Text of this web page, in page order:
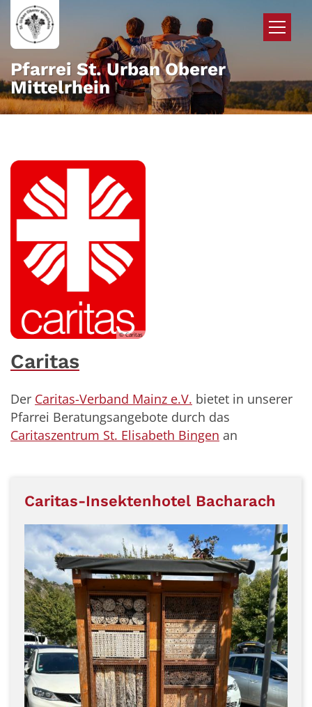
Zum Inhalt springen
Pfarrei St. Urban Oberer
Mittelrhein
© Caritas
Caritas
Der Caritas-Verband Mainz e.V. bietet in unserer
Pfarrei Beratungsangebote durch das
Caritaszentrum St. Elisabeth Bingen an
Caritas-Insektenhotel Bacharach